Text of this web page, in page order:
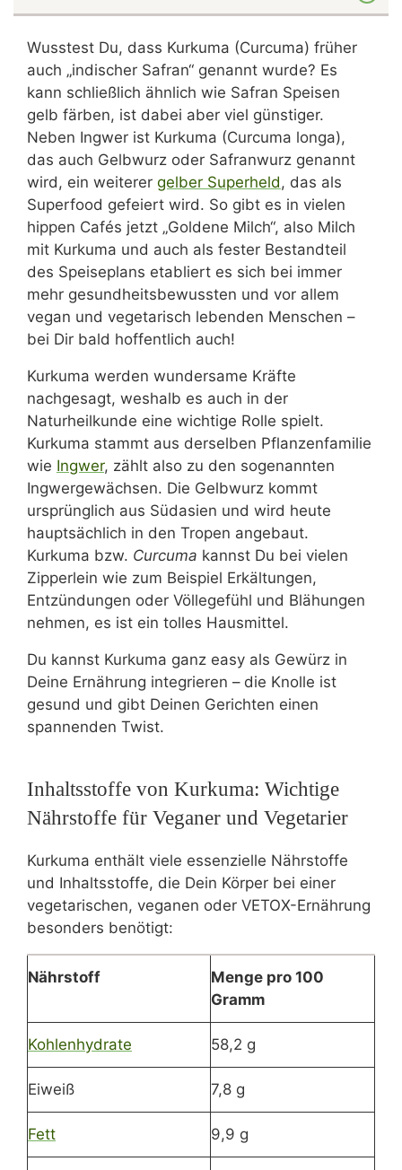
Veganer und Vegetarier
Die Wirkung von Kurkuma auf Deine Gesundheit
Was ist dran an der Super-Wirkung des Superfoods
Kurkuma?
Aus diesen 3 guten Gründen solltest Du täglich zu
Kurkuma greifen
Zubereitungstipps: So nimmt Dein Körper Kurkuma am
besten auf
Kurkuma: Wirkung, Verwendung und Besonderheiten
Fazit
Wusstest Du, dass Kurkuma (Curcuma) früher
auch „indischer Safran“ genannt wurde? Es
kann schließlich ähnlich wie Safran Speisen
gelb färben, ist dabei aber viel günstiger.
Neben Ingwer ist Kurkuma (Curcuma longa),
das auch Gelbwurz oder Safranwurz genannt
wird, ein weiterer gelber Superheld , das als
Superfood gefeiert wird. So gibt es in vielen
hippen Cafés jetzt „Goldene Milch“, also Milch
mit Kurkuma und auch als fester Bestandteil
des Speiseplans etabliert es sich bei immer
mehr gesundheitsbewussten und vor allem
vegan und vegetarisch lebenden Menschen –
bei Dir bald hoffentlich auch!
Kurkuma werden wundersame Kräfte
nachgesagt, weshalb es auch in der
Naturheilkunde eine wichtige Rolle spielt.
Kurkuma stammt aus derselben Pflanzenfamilie
wie Ingwer, zählt also zu den sogenannten
Ingwergewächsen. Die Gelbwurz kommt
ursprünglich aus Südasien und wird heute
hauptsächlich in den Tropen angebaut.
Kurkuma bzw. Curcuma kannst Du bei vielen
Zipperlein wie zum Beispiel Erkältungen,
Entzündungen oder Völlegefühl und Blähungen
nehmen, es ist ein tolles Hausmittel.
Du kannst Kurkuma ganz easy als Gewürz in
Deine Ernährung integrieren – die Knolle ist
gesund und gibt Deinen Gerichten einen
spannenden Twist.
Inhaltsstoffe von Kurkuma: Wichtige
Nährstoffe für Veganer und Vegetarier
Kurkuma enthält viele essenzielle Nährstoffe
und Inhaltsstoffe, die Dein Körper bei einer
vegetarischen, veganen oder VETOX-Ernährung
besonders benötigt:
Nährstoff
Menge pro 100
Gramm
Kohlenhydrate 58,2 g
Eiweiß 7,8 g
Fett 9,9 g